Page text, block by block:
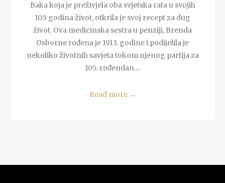
Baka koja je preživjela oba svjetska rata u svojih
105 godina život, otkrila je svoj recept za dug
život. Ova medicinska sestra u penziji, Brenda
Osborne rođena je 1913. godine i podijelila je
nekoliko životnih savjeta tokom njenog partija za
105. rođendan....
Read more →